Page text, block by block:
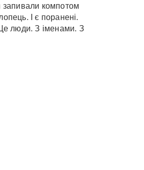
запивали компотом
І є поранені.
люди. З іменами. З